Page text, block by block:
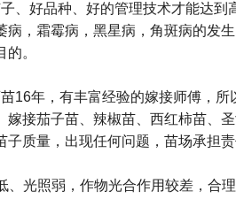
、好品种、好的管理技术才能达
病，霜霉病，黑星病，角斑病的发
。
16年，有丰富经验的嫁接师傅，
嫁接茄子苗、辣椒苗、西红柿苗、
质量，出现任何问题，苗场承担责
、光照弱，作物光合作用较差，合